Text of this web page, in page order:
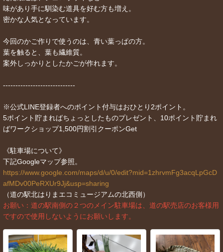
味があり手に馴染む道具を好む方も増え。
密かな人気となっています。
今回のかご作りで使うのは、青い葉っぱの方。
葉を触ると、葉も繊維質。
案外しっかりとしたかごが作れます。
-----------------------------
※公式LINE登録者へのポイント付与はおひとり2ポイント。
5ポイント貯まればちょっとしたものプレゼント、10ポイント貯まれ
ばワークショップ1,500円割引クーポンGet
《駐車場について》
下記Googleマップ参照。
https://www.google.com/maps/d/u/0/edit?mid=1zhrvmFg3acqLpGcD
afMDv00PeRXUr9Jj&usp=sharing
（道の駅北はりまエコミュージアムの北西側）
お願い：道の駅南側の２つのメイン駐車場は、道の駅売店のお客様用
ですので使用しないようにお願いします。